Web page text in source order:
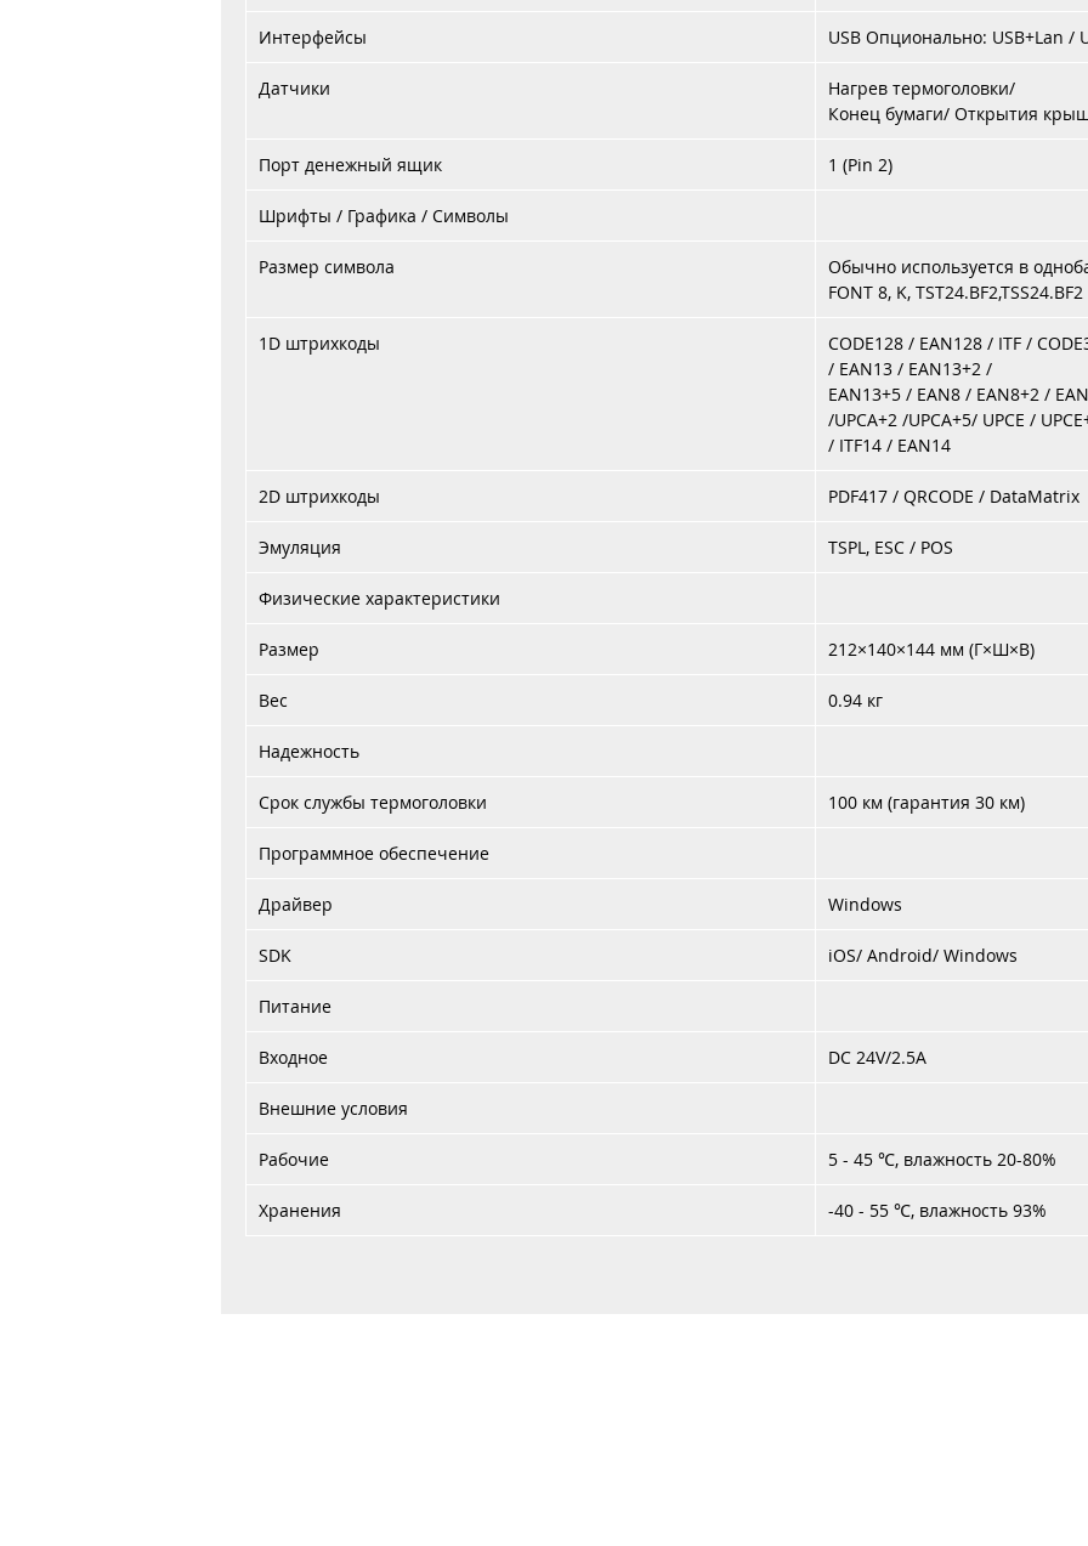
Интерфейсы USB Опционально: USB+Lan /
Датчики
Нагрев термоголовки/
Конец бумаги/ Открытия
Порт денежный ящик 1 (Pin 2)
Шрифты / Графика / Символы
Размер символа
Обычно используется в
FONT 8, K, TST24.BF2,TSS24.BF2
1D штрихкоды CODE128 / EAN128 / ITF /
/ EAN13 / EAN13+2 /
EAN13+5 / EAN8 / EAN8+2 /
/UPCA+2 /UPCA+5/ UPCE /
/ ITF14 / EAN14
2D штрихкоды PDF417 / QRCODE / DataMatrix
Эмуляция TSPL, ESC / POS
Физические характеристики
Размер 212×140×144 мм (Г×Ш×В)
Вес 0.94 кг
Надежность
Срок службы термоголовки 100 км (гарантия 30 км)
Программное обеспечение
Драйвер Windows
SDK iOS/ Android/ Windows
Питание
Входное DC 24V/2.5A
Внешние условия
Рабочие 5 - 45 ℃, влажность 20-80%
Хранения -40 - 55 ℃, влажность 93%